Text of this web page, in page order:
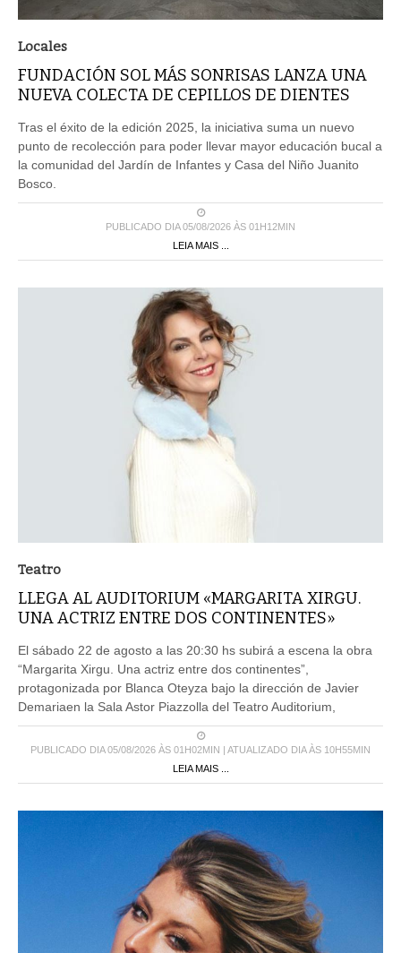
Locales
FUNDACIÓN SOL MÁS SONRISAS LANZA UNA
NUEVA COLECTA DE CEPILLOS DE DIENTES
Tras el éxito de la edición 2025, la iniciativa suma un nuevo
punto de recolección para poder llevar mayor educación bucal a
la comunidad del Jardín de Infantes y Casa del Niño Juanito
Bosco.
PUBLICADO DIA 05/08/2026 ÀS 01H12MIN
LEIA MAIS ...
Teatro
LLEGA AL AUDITORIUM «MARGARITA XIRGU.
UNA ACTRIZ ENTRE DOS CONTINENTES»
El sábado 22 de agosto a las 20:30 hs subirá a escena la obra
“Margarita Xirgu. Una actriz entre dos continentes”,
protagonizada por Blanca Oteyza bajo la dirección de Javier
Demariaen la Sala Astor Piazzolla del Teatro Auditorium,
PUBLICADO DIA 05/08/2026 ÀS 01H02MIN | ATUALIZADO DIA ÀS 10H55MIN
LEIA MAIS ...